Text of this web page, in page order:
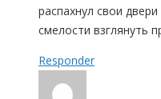
распахнул свои
смелости взглянуть
Responder